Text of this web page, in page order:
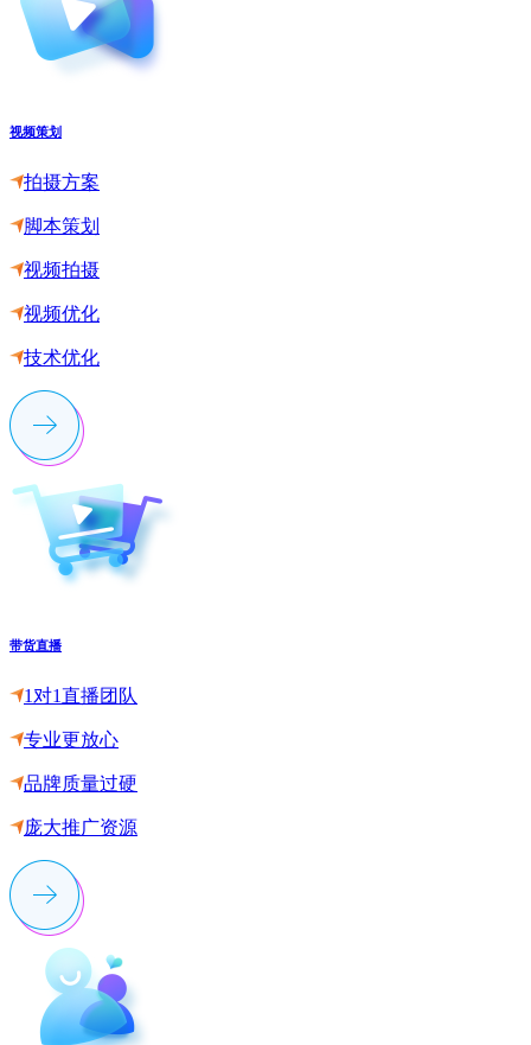
视频策划
拍摄方案
脚本策划
视频拍摄
视频优化
技术优化
带货直播
1对1直播团队
专业更放心
品牌质量过硬
庞大推广资源